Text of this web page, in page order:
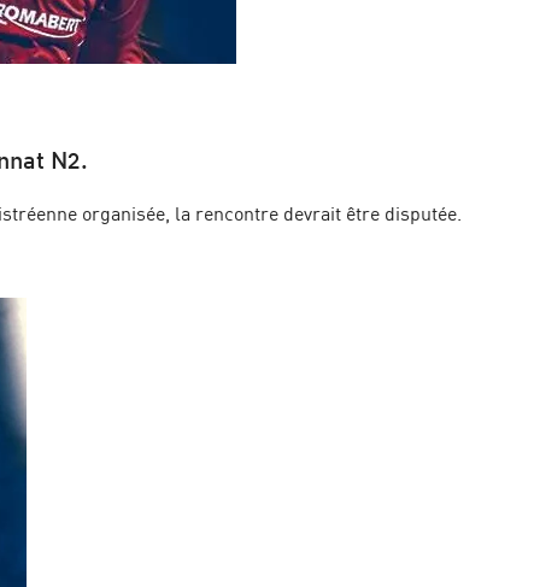
N2.
organisée, la rencontre devrait être disputée.